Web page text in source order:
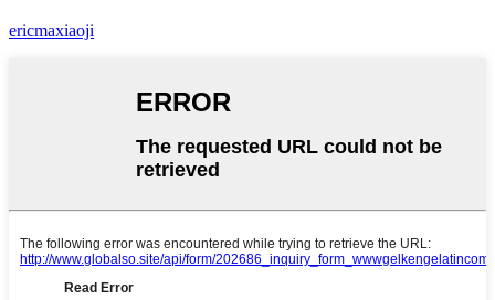
ericmaxiaoji